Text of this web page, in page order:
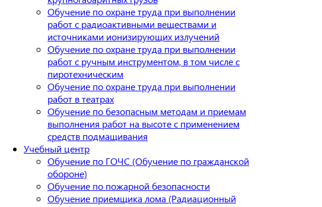
Обучение по охране труда при выполнении
работ с радиоактивными веществами и
источниками ионизирующих излучений
Обучение по охране труда при выполнении
работ с ручным инструментом, в том числе с
пиротехническим
Обучение по охране труда при выполнении
работ в театрах
Обучение по безопасным методам и приемам
выполнения работ на высоте с применением
средств подмащивания
Учебный центр
Обучение по ГОЧС (Обучение по гражданской
обороне)
Обучение по пожарной безопасности
Обучение приемщика лома (Радиационный